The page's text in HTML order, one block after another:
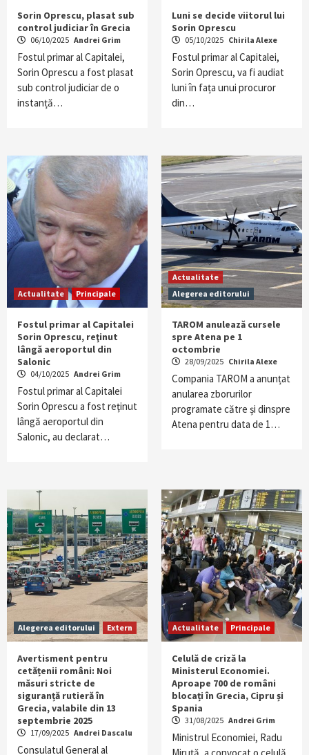
Sorin Oprescu, plasat sub
control judiciar în Grecia
06/10/2025 Andrei Grim
Fostul primar al Capitalei,
Sorin Oprescu a fost plasat
sub control judiciar de o
instanță…
Luni se decide viitorul lui
Sorin Oprescu
05/10/2025 Chirila Alexe
Fostul primar al Capitalei,
Sorin Oprescu, va fi audiat
luni în fața unui procuror
din…
Actualitate Principale
Fostul primar al Capitalei
Sorin Oprescu, reţinut
lângă aeroportul din
Salonic
04/10/2025 Andrei Grim
Fostul primar al Capitalei
Sorin Oprescu a fost reţinut
lângă aeroportul din
Salonic, au declarat…
Actualitate
Alegerea editorului
TAROM anulează cursele
spre Atena pe 1
octombrie
28/09/2025 Chirila Alexe
Compania TAROM a anunțat
anularea zborurilor
programate către și dinspre
Atena pentru data de 1…
Alegerea editorului Extern
Avertisment pentru
cetățenii români: Noi
măsuri stricte de
siguranță rutieră în
Grecia, valabile din 13
septembrie 2025
17/09/2025 Andrei Dascalu
Consulatul General al
Actualitate Principale
Celulă de criză la
Ministerul Economiei.
Aproape 700 de români
blocați în Grecia, Cipru și
Spania
31/08/2025 Andrei Grim
Ministrul Economiei, Radu